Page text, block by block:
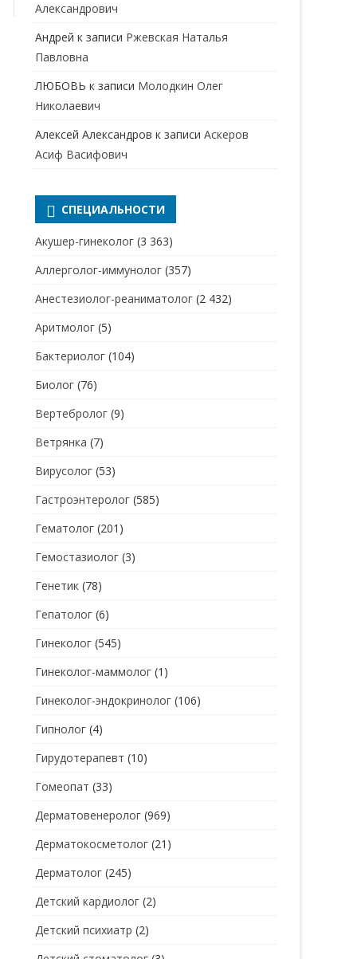
ОТОЛАРИНГОЛОГ
ОФТАЛЬМОЛОГ
ПРОКТОЛОГ
РЕВМАТОЛОГ
РЕНТГЕНОЛОГ
СТОМАТОЛОГ
СТОМАТОЛОГ-ОРТОДОНТ
ЭНДОКРИНОЛОГ
Александрович
Андрей к записи Ржевская Наталья
Павловна
ЛЮБОВЬ к записи Молодкин Олег
Николаевич
Алексей Александров к записиАскеров
Асиф Васифович
СПЕЦИАЛЬНОСТИ
Акушер-гинеколог (3 363)
Аллерголог-иммунолог (357)
Анестезиолог-реаниматолог (2 432)
Аритмолог (5)
Бактериолог (104)
Биолог (76)
Вертебролог (9)
Ветрянка (7)
Вирусолог (53)
Гастроэнтеролог (585)
Гематолог (201)
Гемостазиолог (3)
Генетик (78)
Гепатолог (6)
Гинеколог (545)
Гинеколог-маммолог (1)
Гинеколог-эндокринолог (106)
Гипнолог (4)
Гирудотерапевт (10)
Гомеопат (33)
Дерматовенеролог (969)
Дерматокосметолог (21)
Дерматолог (245)
Детский кардиолог (2)
Детский психиатр (2)